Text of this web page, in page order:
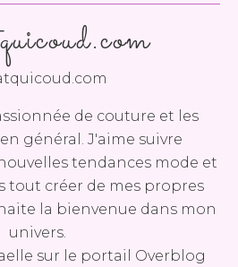
de couture et les
général. J'aime suivre
tendances mode et
tout créer de mes propres
la bienvenue dans mon
univers.
sur le portail Overblog